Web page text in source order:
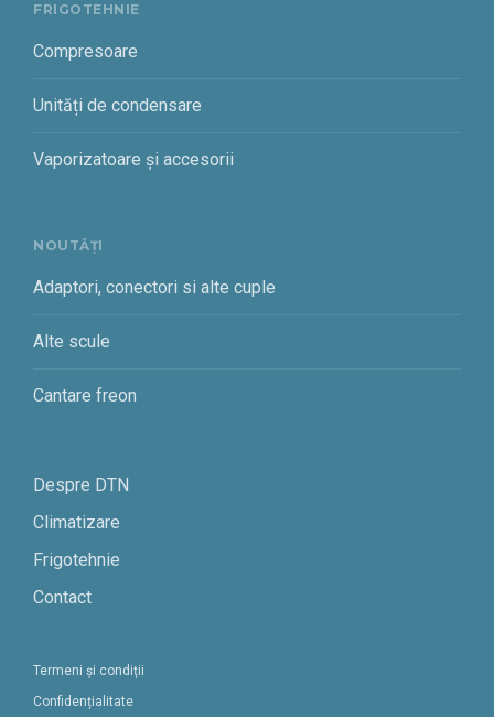
FRIGOTEHNIE
Compresoare
Unități de condensare
Vaporizatoare și accesorii
NOUTĂȚI
Adaptori, conectori si alte cuple
Alte scule
Cantare freon
Despre DTN
Climatizare
Frigotehnie
Contact
Termeni și condiții
Confidențialitate